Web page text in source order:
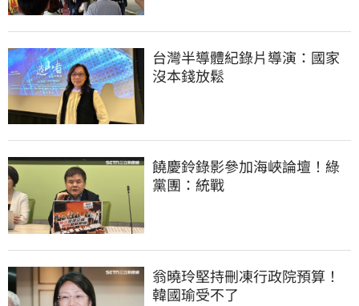
台灣半導體紀錄片導演：國家
沒本錢放鬆
饒慶鈴錄影參加海峽論壇！綠
黨團：統戰
翁曉玲堅持刪凍行政院預算！
韓國瑜受不了